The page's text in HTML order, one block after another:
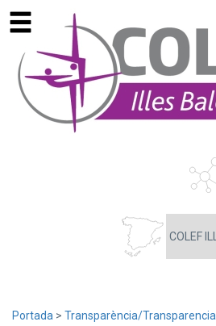
Portada > Transparència/Transparencia